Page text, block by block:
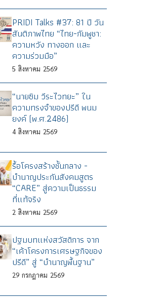
PRIDI Talks #37: 81 ปี วัน
สันติภาพไทย “ไทย-กัมพูชา:
ความหวัง ทางออก และ
ความร่วมมือ”
5 สิงหาคม 2569
“นายซิม วีระไวทยะ” ใน
ความทรงจำของปรีดี พนม
ยงค์ (พ.ศ.2486)
4 สิงหาคม 2569
รื้อโครงสร้างชั้นกลาง -
บำนาญประกันสังคมสูตร
“CARE” สู่ความเป็นธรรม
ที่แท้จริง
2 สิงหาคม 2569
ปฐมบทแห่งสวัสดิการ จาก
“เค้าโครงการเศรษฐกิจของ
ปรีดี” สู่ “บำนาญพื้นฐาน”
29 กรกฎาคม 2569